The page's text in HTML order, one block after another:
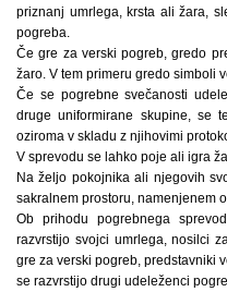
priznanj umrlega, krsta ali žara,
pogreba.
Če gre za verski pogreb, gredo
žaro. V tem primeru gredo simboli
Če se pogrebne svečanosti
druge uniformirane skupine, se
oziroma v skladu z njihovimi
V sprevodu se lahko poje ali igra
Na željo pokojnika ali njegovih
sakralnem prostoru, namenjenem
Ob prihodu pogrebnega
razvrstijo svojci umrlega, nosilci
gre za verski pogreb, predstavniki
se razvrstijo drugi udeleženci